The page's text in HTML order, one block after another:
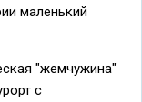
маленький
"жемчужина"
с